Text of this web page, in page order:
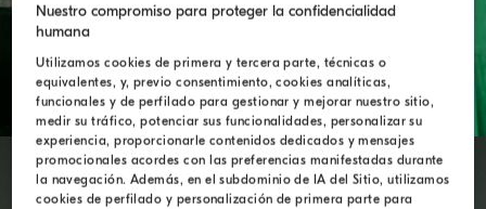
Nuestro compromiso para proteger la confidencialidad
humana
Utilizamos cookies de primera y tercera parte, técnicas o
equivalentes, y, previo consentimiento, cookies analíticas,
funcionales y de perfilado para gestionar y mejorar nuestro sitio,
medir su tráfico, potenciar sus funcionalidades, personalizar su
experiencia, proporcionarle contenidos dedicados y mensajes
promocionales acordes con las preferencias manifestadas durante
la navegación. Además, en el subdominio de IA del Sitio, utilizamos
cookies de perfilado y personalización de primera parte para